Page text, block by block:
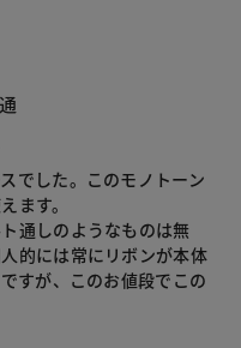
でした。このモノトーン
ます。
通しのようなものは無
的には常にリボンが本体
すが、このお値段でこの